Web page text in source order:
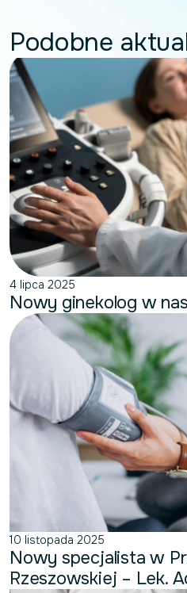
Podobne
4 lipca 2025
Nowy ginekolog w
10 listopada 2025
Nowy specjalista w
Rzeszowskiej – Lek.